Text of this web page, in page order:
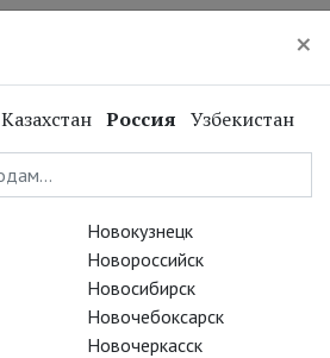
×
Казахстан Россия Узбекистан
Новокузнецк
Новороссийск
Новосибирск
Новочебоксарск
Новочеркасск